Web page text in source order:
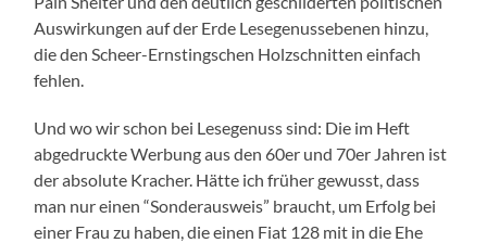
Auswirkungen auf der Erde Lesegenussebenen hinzu,
die den Scheer-Ernstingschen Holzschnitten einfach
fehlen.
Und wo wir schon bei Lesegenuss sind: Die im Heft
abgedruckte Werbung aus den 60er und 70er Jahren ist
der absolute Kracher. Hätte ich früher gewusst, dass
man nur einen “Sonderausweis” braucht, um Erfolg bei
einer Frau zu haben, die einen Fiat 128 mit in die Ehe